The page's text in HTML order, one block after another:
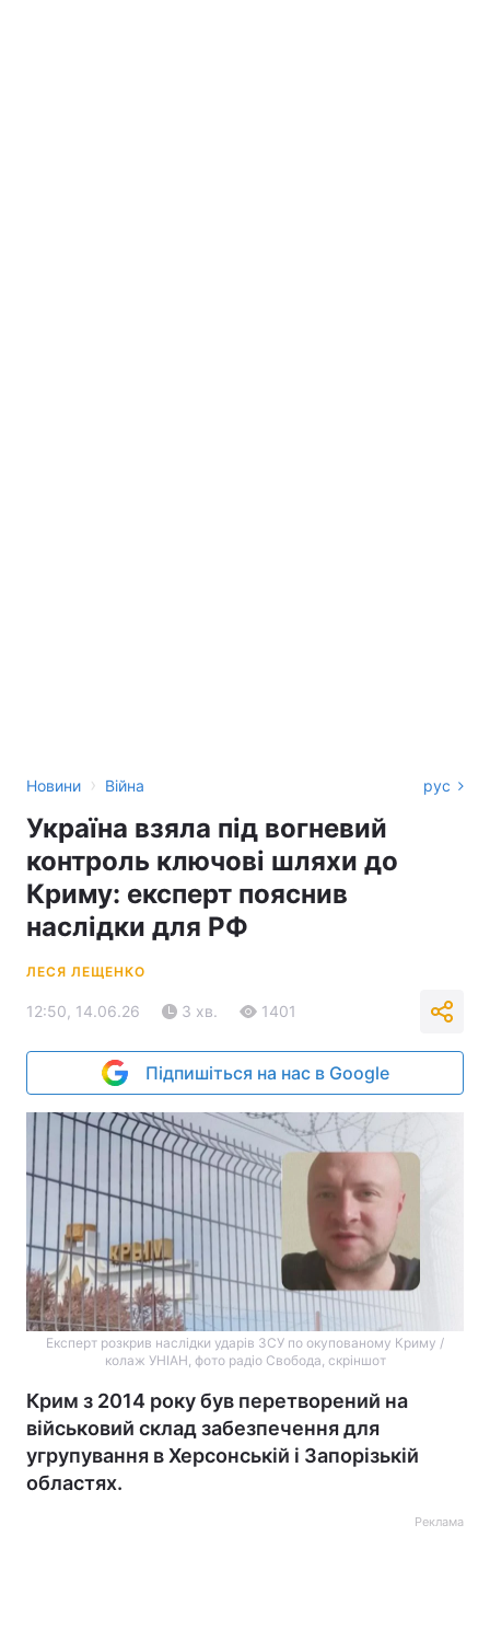
Новини › Війна рус
Україна взяла під вогневий
контроль ключові шляхи до
Криму: експерт пояснив
наслідки для РФ
ЛЕСЯ ЛЕЩЕНКО
12:50, 14.06.26 3 хв. 1401
Підпишіться на нас в Google
Експерт розкрив наслідки ударів ЗСУ по окупованому Криму /
колаж УНІАН, фото радіо Свобода, скріншот
Крим з 2014 року був перетворений на
військовий склад забезпечення для
угрупування в Херсонській і Запорізькій
областях.
Реклама